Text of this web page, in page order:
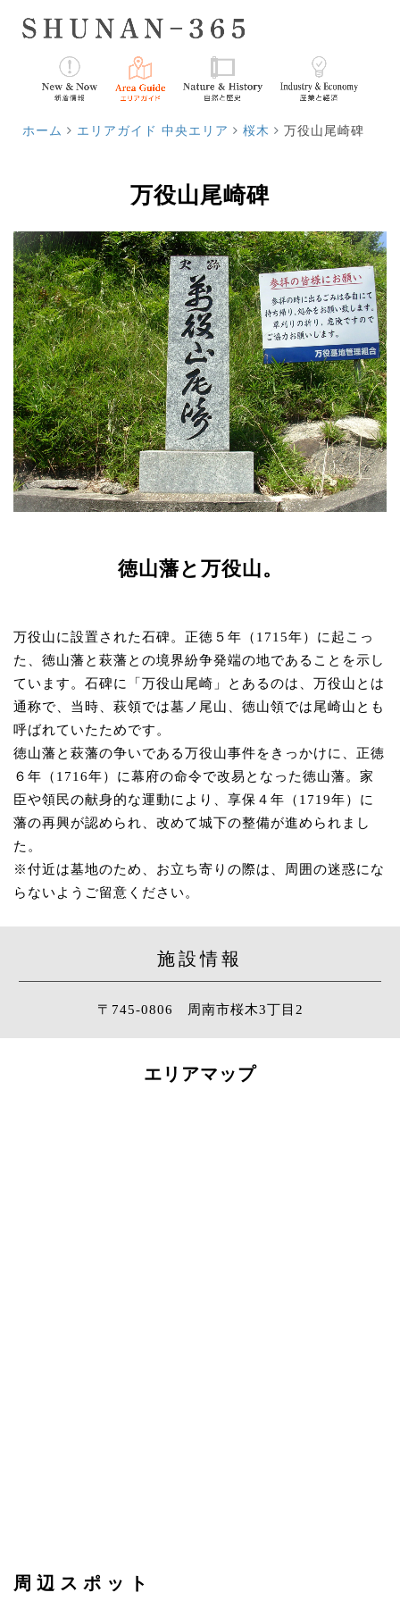
ホーム エリアガイド 中央エリア 桜木 万役山尾崎碑
万役山尾崎碑
徳山藩と万役山。
万役山に設置された石碑。正徳５年（1715年）に起こっ
た、徳山藩と萩藩との境界紛争発端の地であることを示し
ています。石碑に「万役山尾崎」とあるのは、万役山とは
通称で、当時、萩領では墓ノ尾山、徳山領では尾崎山とも
呼ばれていたためです。
徳山藩と萩藩の争いである万役山事件をきっかけに、正徳
６年（1716年）に幕府の命令で改易となった徳山藩。家
臣や領民の献身的な運動により、享保４年（1719年）に
藩の再興が認められ、改めて城下の整備が進められまし
た。
※付近は墓地のため、お立ち寄りの際は、周囲の迷惑にな
らないようご留意ください。
施設情報
〒745-0806 周南市桜木3丁目2
エリアマップ
周辺スポット